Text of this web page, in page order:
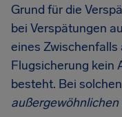
Grund für die
bei Verspätungen
eines
Flugsicherung kein
besteht. Bei